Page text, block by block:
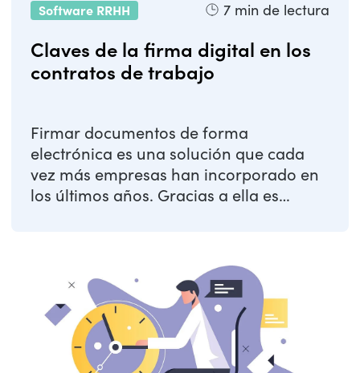
Software RRHH 7 min de lectura
Claves de la firma digital en los
contratos de trabajo
Firmar documentos de forma
electrónica es una solución que cada
vez más empresas han incorporado en
los últimos años. Gracias a ella es